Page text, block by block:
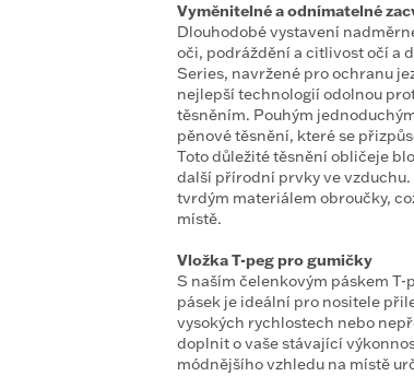
Vyměnitelné a odnímatelné
Dlouhodobé vystavení
oči, podráždění a citlivost očí a
Series, navržené pro ochranu
nejlepší technologií odolnou
těsněním. Pouhým
pěnové těsnění, které se
Toto důležité těsnění obličeje
další přírodní prvky ve
tvrdým materiálem obroučky,
místě.
Vložka T-peg pro gumičky
S naším čelenkovým páskem
pásek je ideální pro nositele
vysokých rychlostech nebo
doplnit o vaše stávající
módnějšího vzhledu na místě